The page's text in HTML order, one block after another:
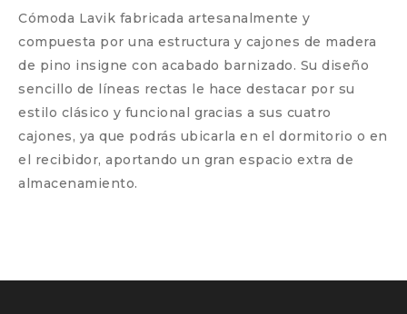
Cómoda Lavik fabricada artesanalmente y
compuesta por una estructura y cajones de madera
de pino insigne con acabado barnizado. Su diseño
sencillo de líneas rectas le hace destacar por su
estilo clásico y funcional gracias a sus cuatro
cajones, ya que podrás ubicarla en el dormitorio o en
el recibidor, aportando un gran espacio extra de
almacenamiento.